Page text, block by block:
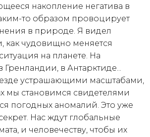
накопление негатива в
то образом провоцирует
в природе. Я видел
как чудовищно меняется
на планете. На
в Антарктиде...
устрашающими масштабами,
мы становимся свидетелями
погодных аномалий. Это уже
Нас ждут глобальные
и человечеству, чтобы их